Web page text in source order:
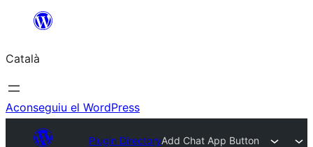
contingut
Català
Aconseguiu el WordPress
Plugin DirectoryAdd Chat App Button